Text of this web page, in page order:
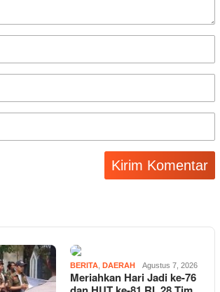
BERITA DAERAH Agustus 7, 2026
Meriahkan Hari Jadi ke-76